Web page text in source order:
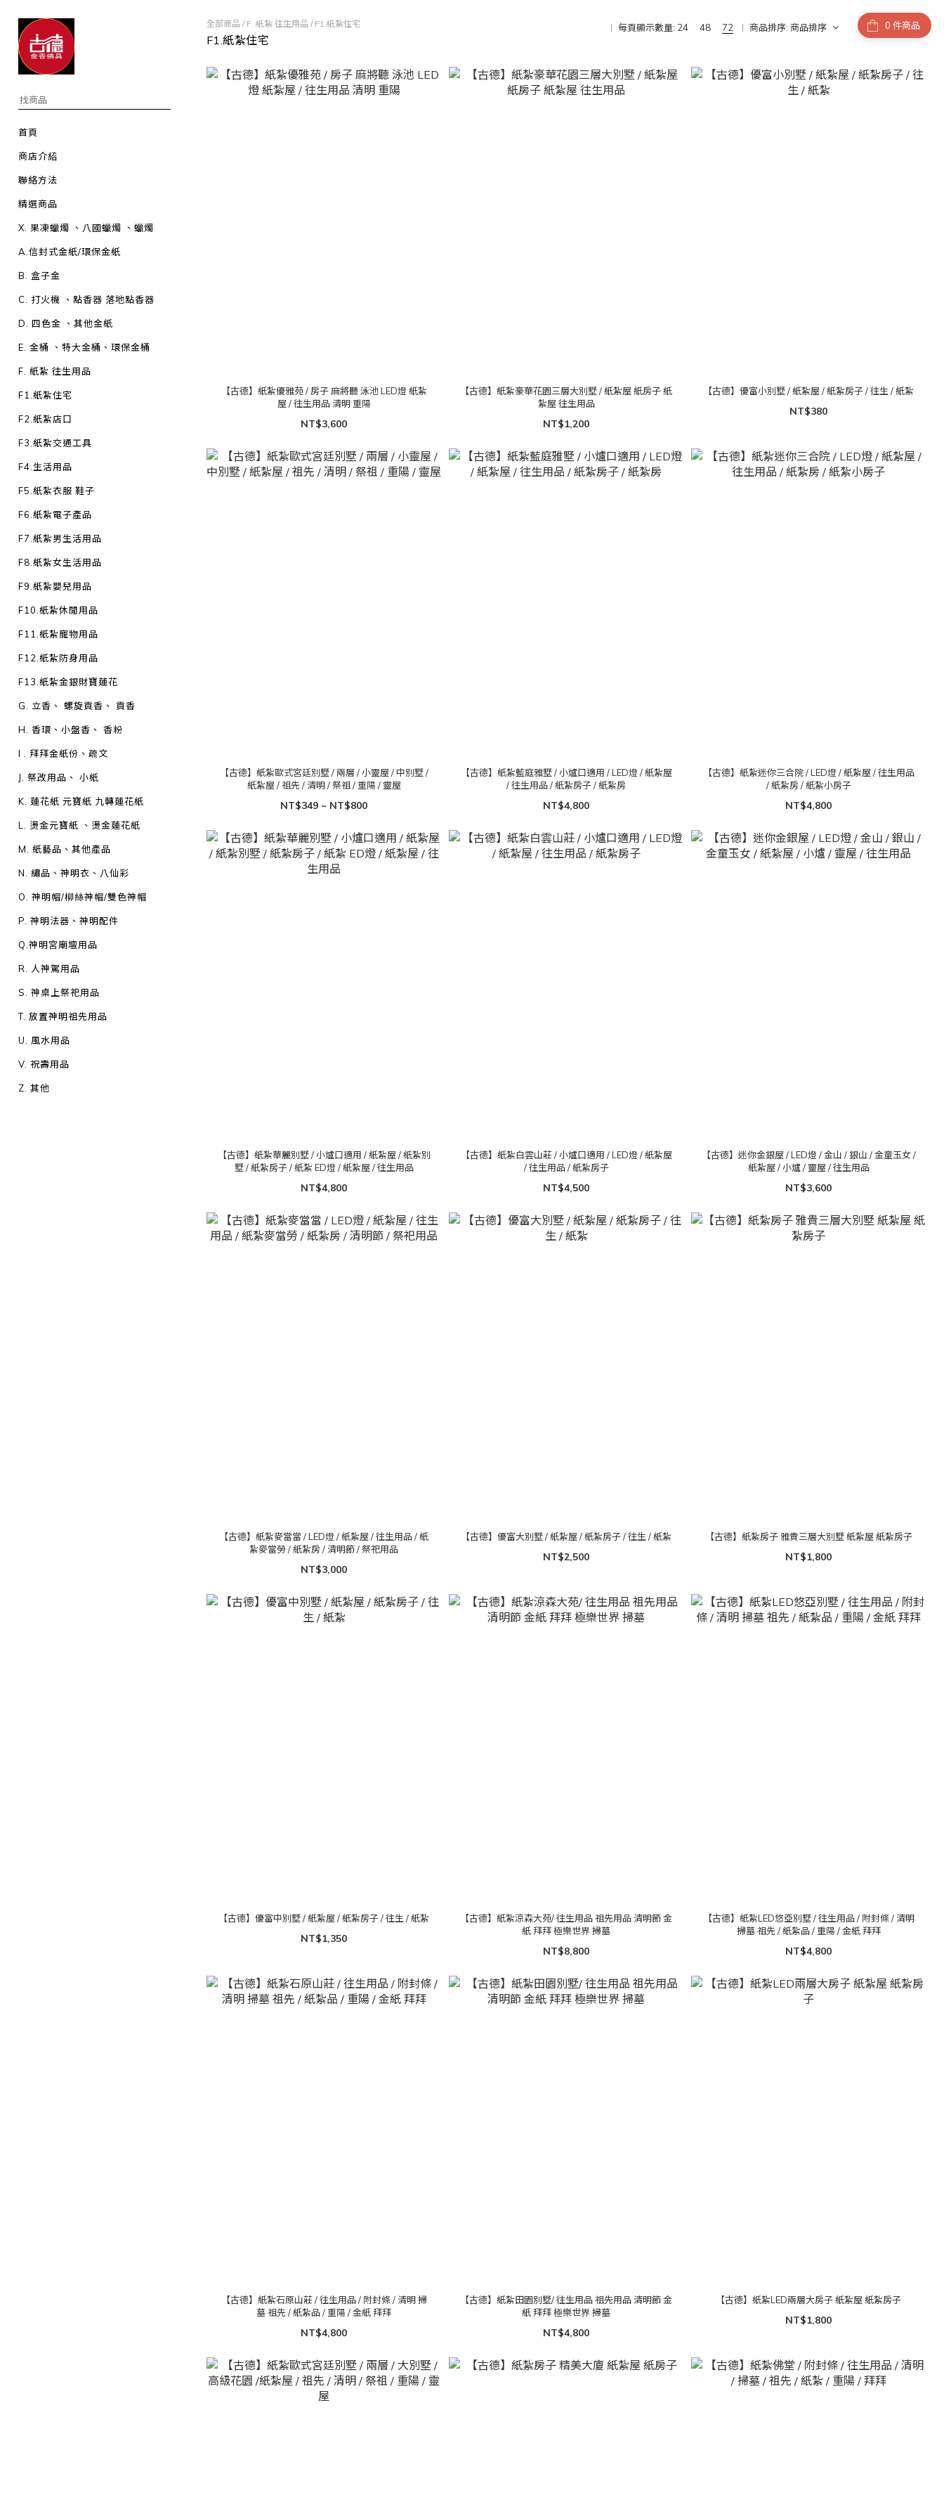
首頁
商店介紹
聯絡方法
精選商品
X. 果凍蠟燭 、八國蠟燭 、蠟燭
A.信封式金紙/環保金紙
B. 盒子金
C. 打火機 、點香器 落地點香器
D. 四色金 、其他金紙
E. 金桶 、特大金桶、環保金桶
F. 紙紮 往生用品
F1.紙紮住宅
F2.紙紮店口
F3.紙紮交通工具
F4.生活用品
F5.紙紮衣服 鞋子
F6.紙紮電子產品
F7.紙紮男生活用品
F8.紙紮女生活用品
F9.紙紮嬰兒用品
F10.紙紮休閒用品
F11.紙紮寵物用品
F12.紙紮防身用品
F13.紙紮金銀財寶蓮花
G. 立香、 螺旋貢香、 貢香
H. 香環、小盤香、 香粉
I . 拜拜金紙份、疏文
J. 祭改用品、 小紙
K. 蓮花紙 元寶紙 九轉蓮花紙
L. 燙金元寶紙 、燙金蓮花紙
M. 紙藝品、其他產品
N. 繡品、神明衣、八仙彩
O. 神明帽/柳絲神帽/雙色神帽
P. 神明法器、神明配件
Q.神明宮廟壇用品
R. 人神駕用品
S. 神桌上祭祀用品
T. 放置神明祖先用品
U. 風水用品
V. 祝壽用品
Z. 其他
件商品
全部商品 / F. 紙紮 往生用品 / F1.紙紮住宅
F1.紙紮住宅
每頁顯示數量: 24 48 72 商品排序: 商品排序
【古德】紙紮優雅苑 / 房子 麻將聽 泳池 LED燈 紙紮
屋 / 往生用品 清明 重陽
NT$3,600
【古德】紙紮豪華花園三層大別墅 / 紙紮屋 紙房子 紙
紮屋 往生用品
NT$1,200
【古德】優富小別墅 / 紙紮屋 / 紙紮房子 / 往生 / 紙紮
NT$380
【古德】紙紮歐式宮廷別墅 / 兩層 / 小靈屋 / 中別墅 /
紙紮屋 / 祖先 / 清明 / 祭祖 / 重陽 / 靈屋
NT$349 ~ NT$800
【古德】紙紮藍庭雅墅 / 小爐口適用 / LED燈 / 紙紮屋
/ 往生用品 / 紙紮房子 / 紙紮房
NT$4,800
【古德】紙紮迷你三合院 / LED燈 / 紙紮屋 / 往生用品
/ 紙紮房 / 紙紮小房子
NT$4,800
【古德】紙紮華麗別墅 / 小爐口適用 / 紙紮屋 / 紙紮別
墅 / 紙紮房子 / 紙紮 ED燈 / 紙紮屋 / 往生用品
NT$4,800
【古德】紙紮白雲山莊 / 小爐口適用 / LED燈 / 紙紮屋
/ 往生用品 / 紙紮房子
NT$4,500
【古德】迷你金銀屋 / LED燈 / 金山 / 銀山 / 金童玉女 /
紙紮屋 / 小爐 / 靈屋 / 往生用品
NT$3,600
【古德】紙紮麥當當 / LED燈 / 紙紮屋 / 往生用品 / 紙
紮麥當勞 / 紙紮房 / 清明節 / 祭祀用品
NT$3,000
【古德】優富大別墅 / 紙紮屋 / 紙紮房子 / 往生 / 紙紮
NT$2,500
【古德】紙紮房子 雅貴三層大別墅 紙紮屋 紙紮房子
NT$1,800
【古德】優富中別墅 / 紙紮屋 / 紙紮房子 / 往生 / 紙紮
NT$1,350
【古德】紙紮涼森大苑/ 往生用品 祖先用品 清明節 金
紙 拜拜 極樂世界 掃墓
NT$8,800
【古德】紙紮LED悠亞別墅 / 往生用品 / 附封條 / 清明
掃墓 祖先 / 紙紮品 / 重陽 / 金紙 拜拜
NT$4,800
【古德】紙紮石原山莊 / 往生用品 / 附封條 / 清明 掃
墓 祖先 / 紙紮品 / 重陽 / 金紙 拜拜
NT$4,800
【古德】紙紮田園別墅/ 往生用品 祖先用品 清明節 金
紙 拜拜 極樂世界 掃墓
NT$4,800
【古德】紙紮LED兩層大房子 紙紮屋 紙紮房子
NT$1,800